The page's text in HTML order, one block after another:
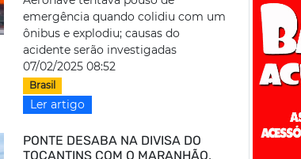
emergência quando colidiu com um
ônibus e explodiu; causas do
acidente serão investigadas
07/02/2025 08:52
Brasil
Ler artigo
PONTE DESABA NA DIVISA DO
TOCANTINS COM O MARANHÃO,